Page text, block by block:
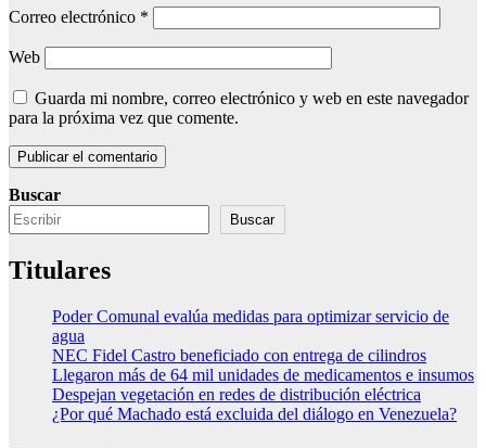
Correo electrónico *
Web
Guarda mi nombre, correo electrónico y web en este navegador
para la próxima vez que comente.
Buscar
Buscar
Titulares
Poder Comunal evalúa medidas para optimizar servicio de
agua
NEC Fidel Castro beneficiado con entrega de cilindros
Llegaron más de 64 mil unidades de medicamentos e insumos
Despejan vegetación en redes de distribución eléctrica
¿Por qué Machado está excluida del diálogo en Venezuela?